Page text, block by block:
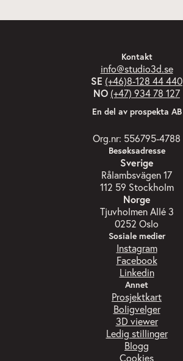
Kontakt
info@studio3d.se
SE (+46)8-128 44 440
NO (+47) 934 78 127
En del av prospekta AB
Org.nr: 556795-4788
Besøksadresse
Sverige
Rålambsvägen 17
112 59 Stockholm
Norge
Tjuvholmen Allé 3
0252 Oslo
Sosiale medier
Instagram
Facebook
Linkedin
Annet
Prosjektkart
Boligvelger
3D viewer
Ledig stillinger
Blogg
Cookies